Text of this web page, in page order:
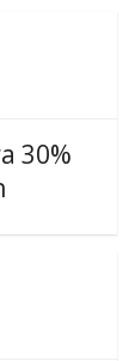
30%